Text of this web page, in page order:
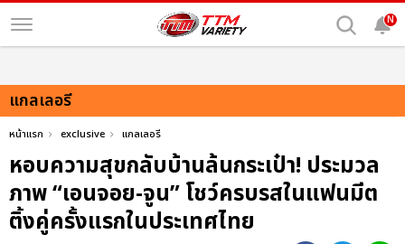
N
แกลเลอรี
หน้าแรก exclusive แกลเลอรี
หอบความสุขกลับบ้านล้นกระเป๋า! ประมวล
ภาพ “เอนจอย-จูน” โชว์ครบรสในแฟนมีต
ติ้งคู่ครั้งแรกในประเทศไทย